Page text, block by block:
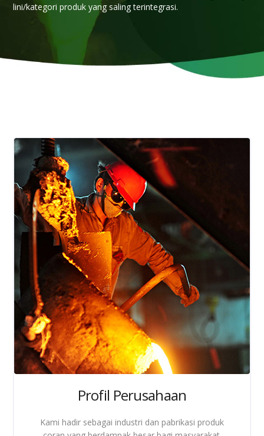
lini/kategori produk yang saling terintegrasi.
Profil Perusahaan
Kami hadir sebagai industri dan pabrikasi produk